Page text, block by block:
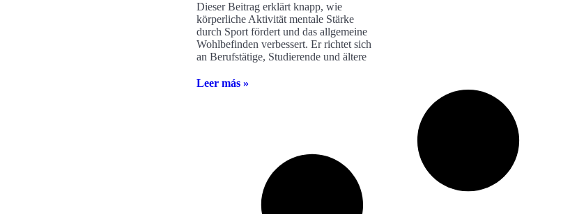
Dieser Beitrag erklärt knapp, wie
körperliche Aktivität mentale Stärke
durch Sport fördert und das allgemeine
Wohlbefinden verbessert. Er richtet sich
an Berufstätige, Studierende und ältere
Leer más »